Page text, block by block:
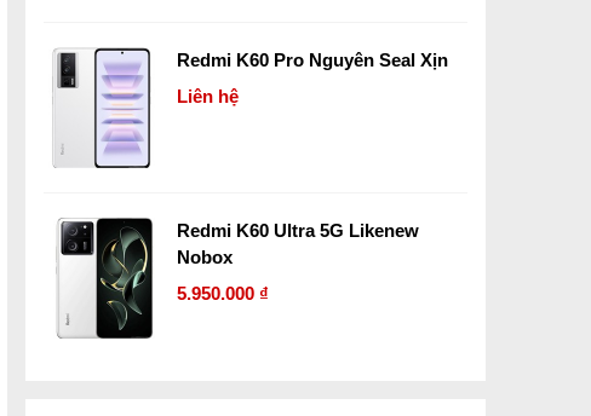
Redmi K60 Pro Nguyên Seal Xịn
Liên hệ
Redmi K60 Ultra 5G Likenew
Nobox
5.950.000 ₫